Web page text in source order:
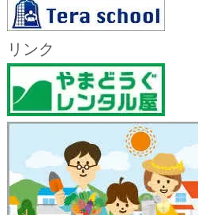
リンク